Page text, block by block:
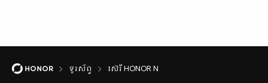
ទូរស័ព្ទ ស៊េរី HONOR N